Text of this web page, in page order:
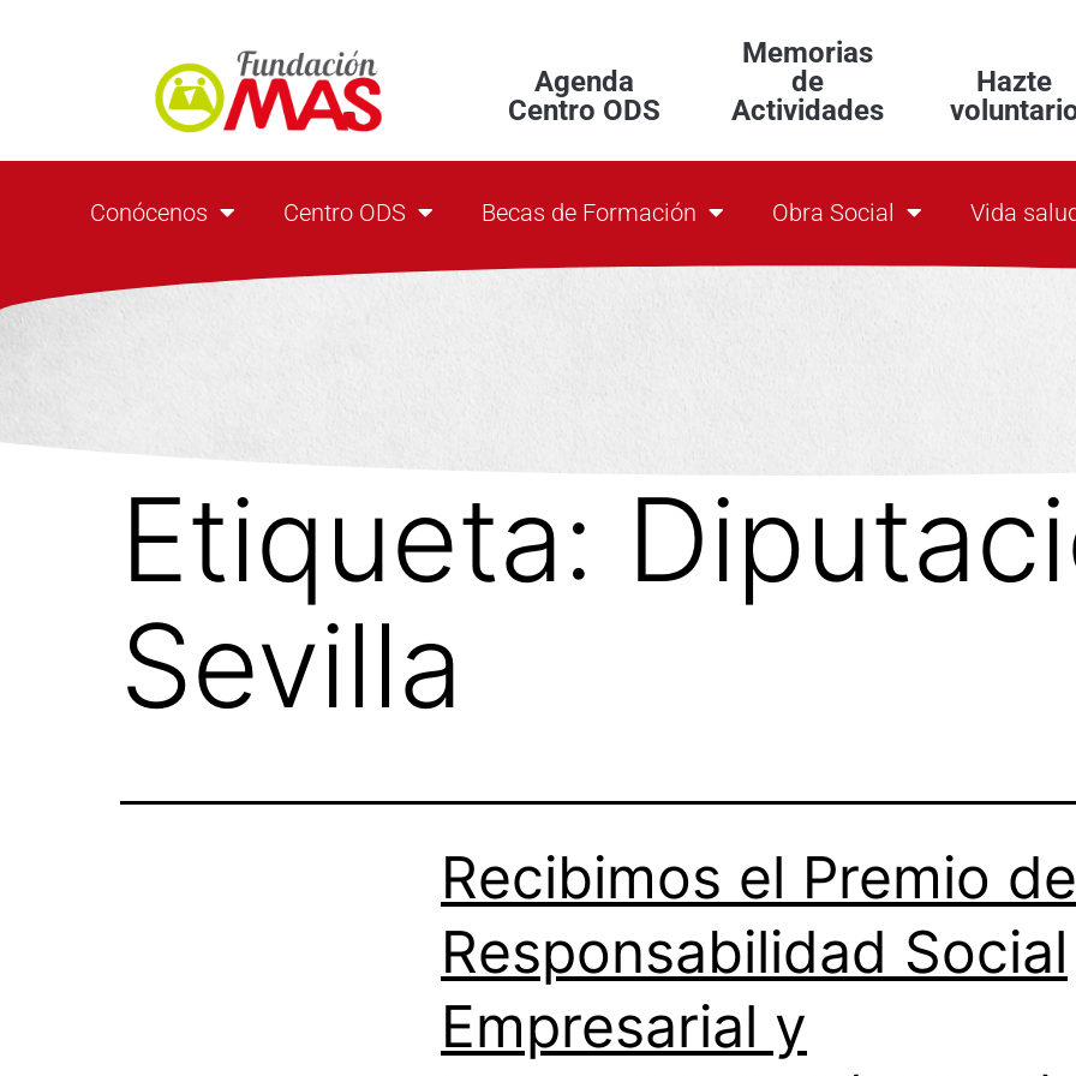
Agenda
Centro ODS
Memorias
de
Actividades
Hazte
Conócenos Centro ODS Becas de Formación Obra Social Vida
Etiqueta:
Sevilla
Recibimos el Premio de
Responsabilidad Social
Empresarial y